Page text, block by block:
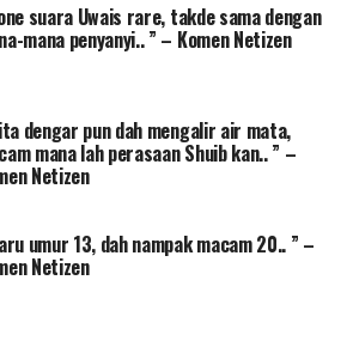
suara Uwais rare, takde sama dengan
mana penyanyi.. ” – Komen Netizen
dengar pun dah mengalir air mata,
mana lah perasaan Shuib kan.. ” –
Netizen
umur 13, dah nampak macam 20.. ” –
Netizen